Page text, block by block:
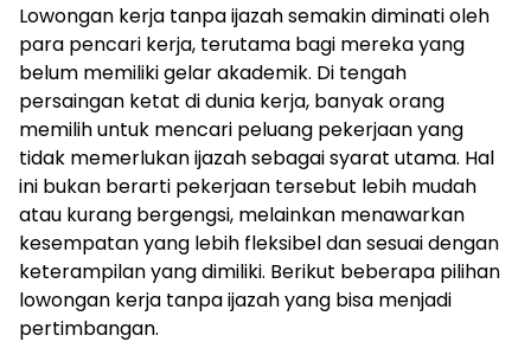
Lowongan kerja tanpa ijazah semakin diminati oleh
para pencari kerja, terutama bagi mereka yang
belum memiliki gelar akademik. Di tengah
persaingan ketat di dunia kerja, banyak orang
memilih untuk mencari peluang pekerjaan yang
tidak memerlukan ijazah sebagai syarat utama. Hal
ini bukan berarti pekerjaan tersebut lebih mudah
atau kurang bergengsi, melainkan menawarkan
kesempatan yang lebih fleksibel dan sesuai dengan
keterampilan yang dimiliki. Berikut beberapa pilihan
lowongan kerja tanpa ijazah yang bisa menjadi
pertimbangan.